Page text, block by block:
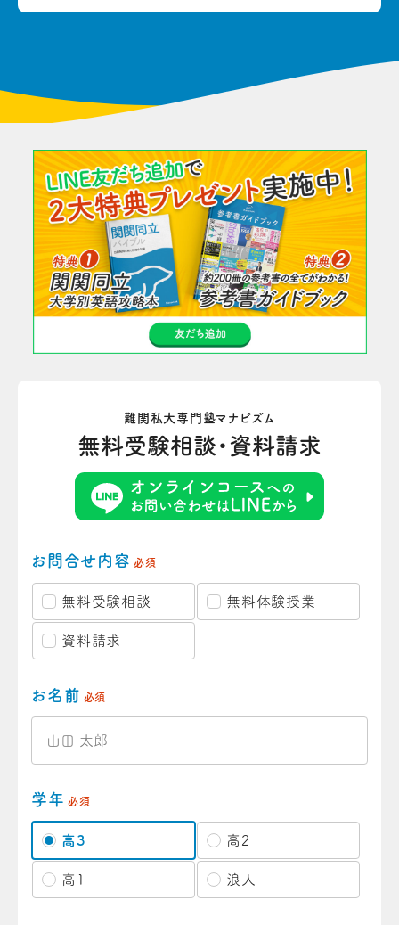
難関私大専門塾マナビズム
無料受験相談・資料請求
お問合せ内容 必須
無料受験相談 無料体験授業
資料請求
お名前 必須
学年 必須
高3 高2
高1 浪人